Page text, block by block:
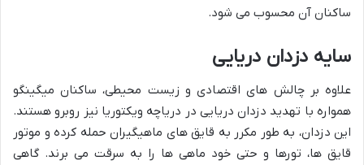
ساکنان آن محسوب می شود.
سایه دزدان دریایی
علاوه بر چالش های اقتصادی و زیست محیطی، ساکنان میگینگو
همواره با تهدید دزدان دریایی در دریاچه ویکتوریا نیز روبرو هستند.
این دزدان، به طور مکرر به قایق های ماهیگیران حمله کرده و موتور
قایق ها، تورها و حتی خود ماهی ها را به سرقت می برند. گاهی